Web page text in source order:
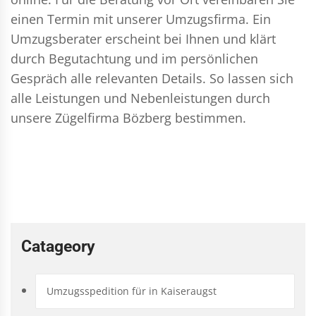
einen Termin mit unserer Umzugsfirma. Ein
Umzugsberater erscheint bei Ihnen und klärt
durch Begutachtung und im persönlichen
Gespräch alle relevanten Details. So lassen sich
alle Leistungen und Nebenleistungen durch
unsere Zügelfirma Bözberg bestimmen.
Catageory
Umzugsspedition für in Kaiseraugst